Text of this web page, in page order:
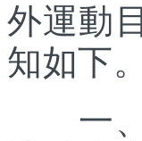
外運動
知如下。
一、